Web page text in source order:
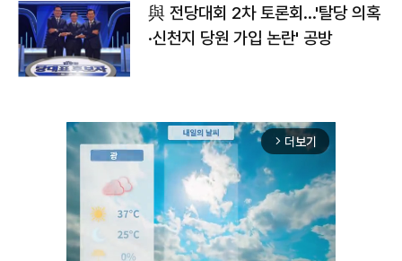
與 전당대회 2차 토론회…'탈당 의혹
·신천지 당원 가입 논란' 공방
arrow_forward_ios 더보기